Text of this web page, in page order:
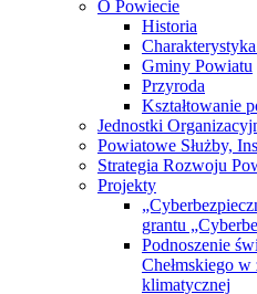
Gminy Powiatu
Przyroda
Kształtowanie
Jednostki
Powiatowe Służby,
Strategia Rozwoju
Projekty
grantu
Podnoszenie
Chełmskiego
klimatycznej
Rządowy
Inwestycji
Cyfrowy Powiat